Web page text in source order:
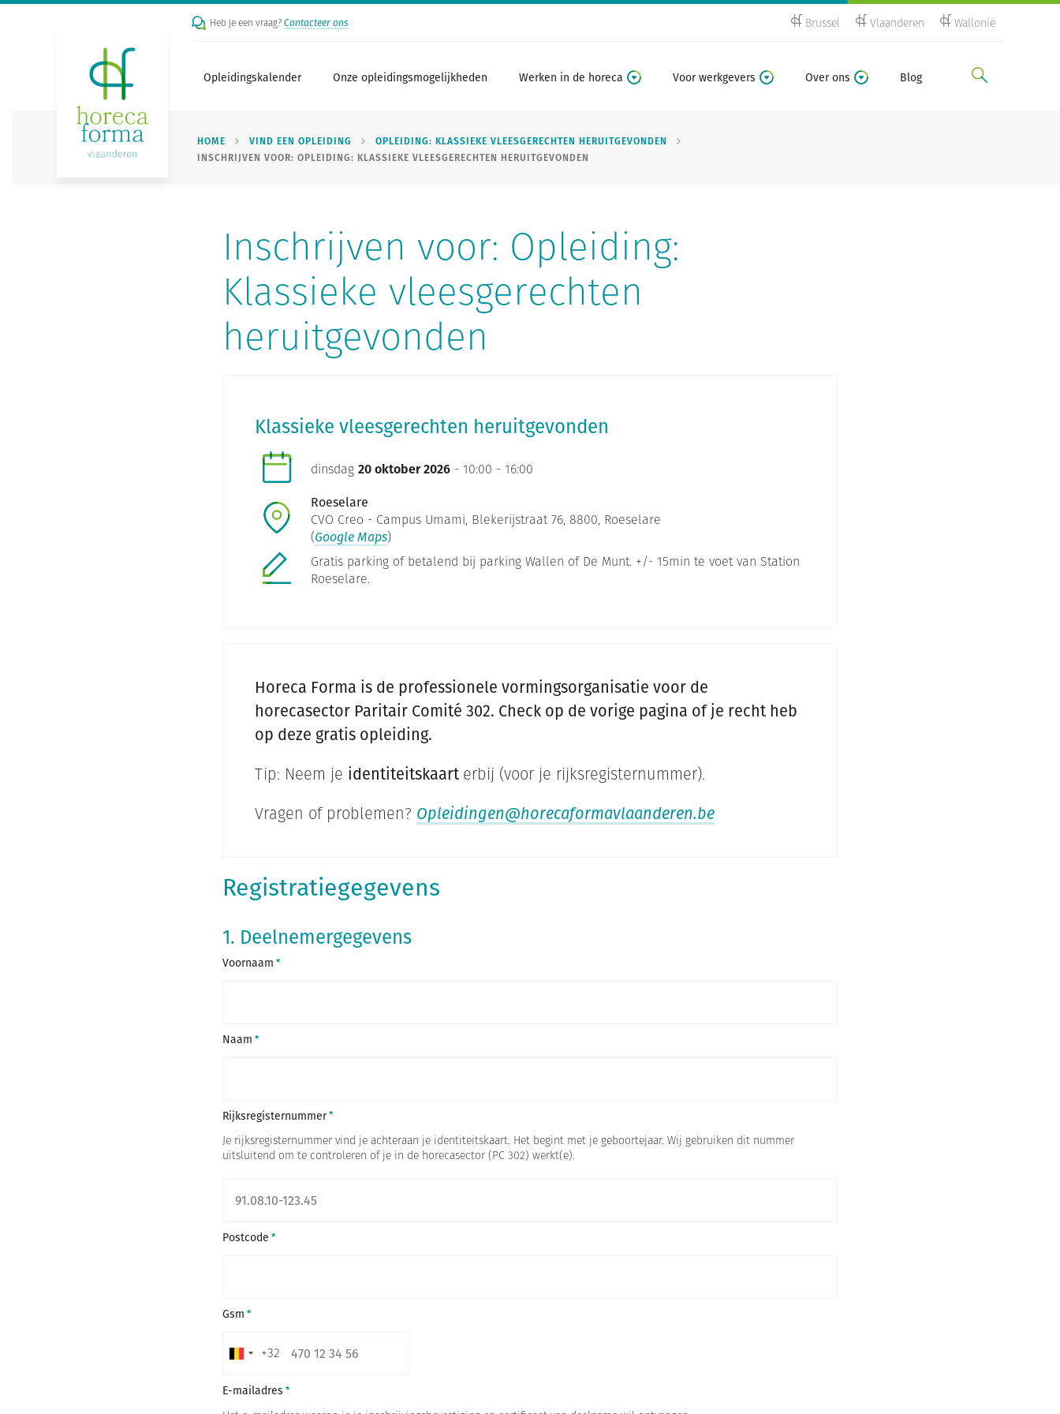
Heb je een vraag?Contacteer ons Brussel Vlaanderen Wallonië
Opleidingskalender Onze opleidingsmogelijkheden Werken in de horeca Voor werkgevers Over ons Blog
HOME VIND EEN OPLEIDING
OPLEIDING: KLASSIEKE VLEESGERECHTEN HERUITGEVONDEN
INSCHRIJVEN VOOR: OPLEIDING: KLASSIEKE VLEESGERECHTEN HERUITGEVONDEN
Inschrijven voor: Opleiding:
Klassieke vleesgerechten
heruitgevonden
Klassieke vleesgerechten heruitgevonden
dinsdag 20 oktober 2026 - 10:00 - 16:00
Roeselare
CVO Creo - Campus Umami, Blekerijstraat 76, 8800, Roeselare
(Google Maps)
Gratis parking of betalend bij parking Wallen of De Munt. +/- 15min te voet van Station
Roeselare.
Horeca Forma is de professionele vormingsorganisatie voor de
horecasector Paritair Comité 302. Check op de vorige pagina of je recht heb
op deze gratis opleiding.
Tip: Neem je identiteitskaart erbij (voor je rijksregisternummer).
Vragen of problemen? Opleidingen@horecaformavlaanderen.be
Registratiegegevens
1. Deelnemergegevens
Voornaam
Naam
Rijksregisternummer
Je rijksregisternummer vind je achteraan je identiteitskaart. Het begint met je geboortejaar. Wij gebruiken dit nummer
uitsluitend om te controleren of je in de horecasector (PC 302) werkt(e).
Postcode
Gsm
B
+32
E-mailadres